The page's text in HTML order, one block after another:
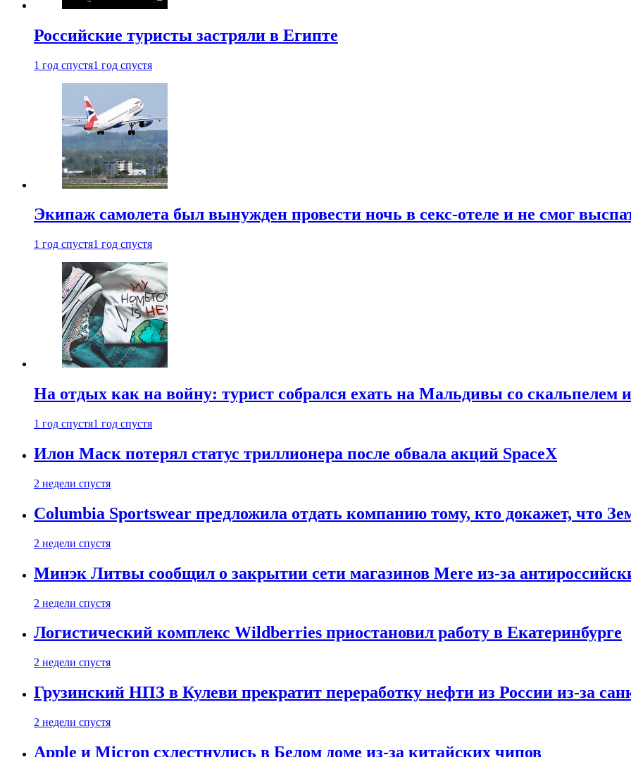
Российские туристы застряли в Египте
1 год спустя1 год спустя
Экипаж самолета был вынужден провести ночь в секс-отеле и не смог
1 год спустя1 год спустя
На отдых как на войну: турист собрался ехать на Мальдивы со скальпелем
1 год спустя1 год спустя
Илон Маск потерял статус триллионера после обвала акций SpaceX
2 недели спустя
Columbia Sportswear предложила отдать компанию тому, кто докажет, что
2 недели спустя
Минэк Литвы сообщил о закрытии сети магазинов Mere из-за
2 недели спустя
Логистический комплекс Wildberries приостановил работу в Екатеринбурге
2 недели спустя
Грузинский НПЗ в Кулеви прекратит переработку нефти из России из-за
2 недели спустя
Apple и Micron схлестнулись в Белом доме из-за китайских чипов